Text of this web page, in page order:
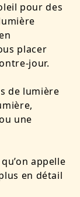
pour des
placer
jour.
de lumière
une
appelle
en détail